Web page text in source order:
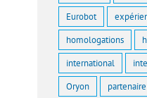
Eurobot
homologations
international
Oryon partenaire